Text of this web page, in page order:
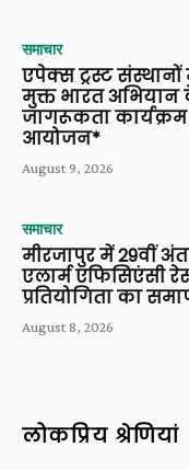
समाचार
एपेक्स ट्रस्ट
मुक्त भारत
जागरूकता
आयोजन*
August 9, 2026
समाचार
मीरजापुर में 29वीं
एलार्म एफिसिएंसी
प्रतियोगिता का
August 8, 2026
लोकप्रिय श्रेणियां